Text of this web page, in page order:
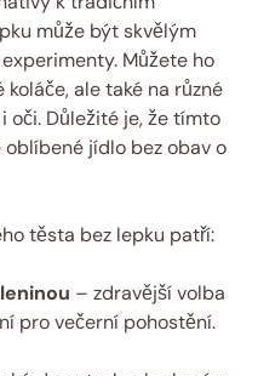
může být skvělým
Můžete ho
ale také na různé
oči. Důležité je, že tímto
jídlo bez obav o
těsta bez lepku patří:
– zdravější volba
pro večerní pohostění.